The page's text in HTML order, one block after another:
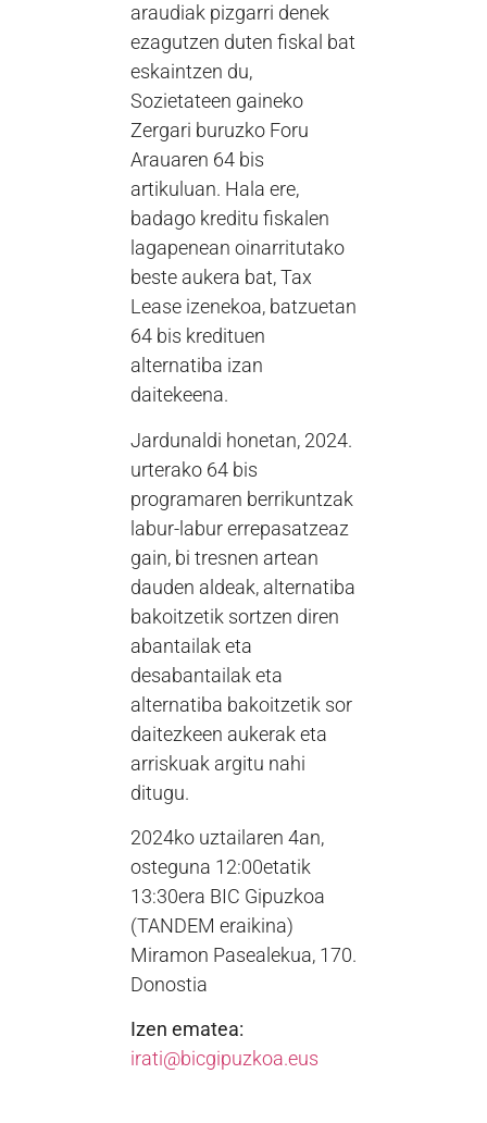
araudiak pizgarri denek
ezagutzen duten fiskal bat
eskaintzen du,
Sozietateen gaineko
Zergari buruzko Foru
Arauaren 64 bis
artikuluan. Hala ere,
badago kreditu fiskalen
lagapenean oinarritutako
beste aukera bat, Tax
Lease izenekoa, batzuetan
64 bis kredituen
alternatiba izan
daitekeena.
Jardunaldi honetan, 2024.
urterako 64 bis
programaren berrikuntzak
labur-labur errepasatzeaz
gain, bi tresnen artean
dauden aldeak, alternatiba
bakoitzetik sortzen diren
abantailak eta
desabantailak eta
alternatiba bakoitzetik sor
daitezkeen aukerak eta
arriskuak argitu nahi
ditugu.
2024ko uztailaren 4an,
osteguna 12:00etatik
13:30era BIC Gipuzkoa
(TANDEM eraikina)
Miramon Pasealekua, 170.
Donostia
Izen ematea:
irati@bicgipuzkoa.eus